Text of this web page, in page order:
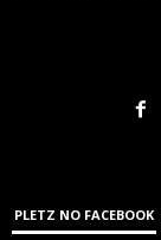
PLETZ NO FACEBOOK